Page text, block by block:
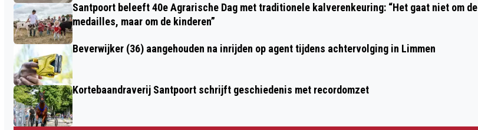
Santpoort beleeft 40e Agrarische Dag met traditionele kalverenkeuring: “Het gaat niet om de
medailles, maar om de kinderen”
Beverwijker (36) aangehouden na inrijden op agent tijdens achtervolging in Limmen
Kortebaandraverij Santpoort schrijft geschiedenis met recordomzet